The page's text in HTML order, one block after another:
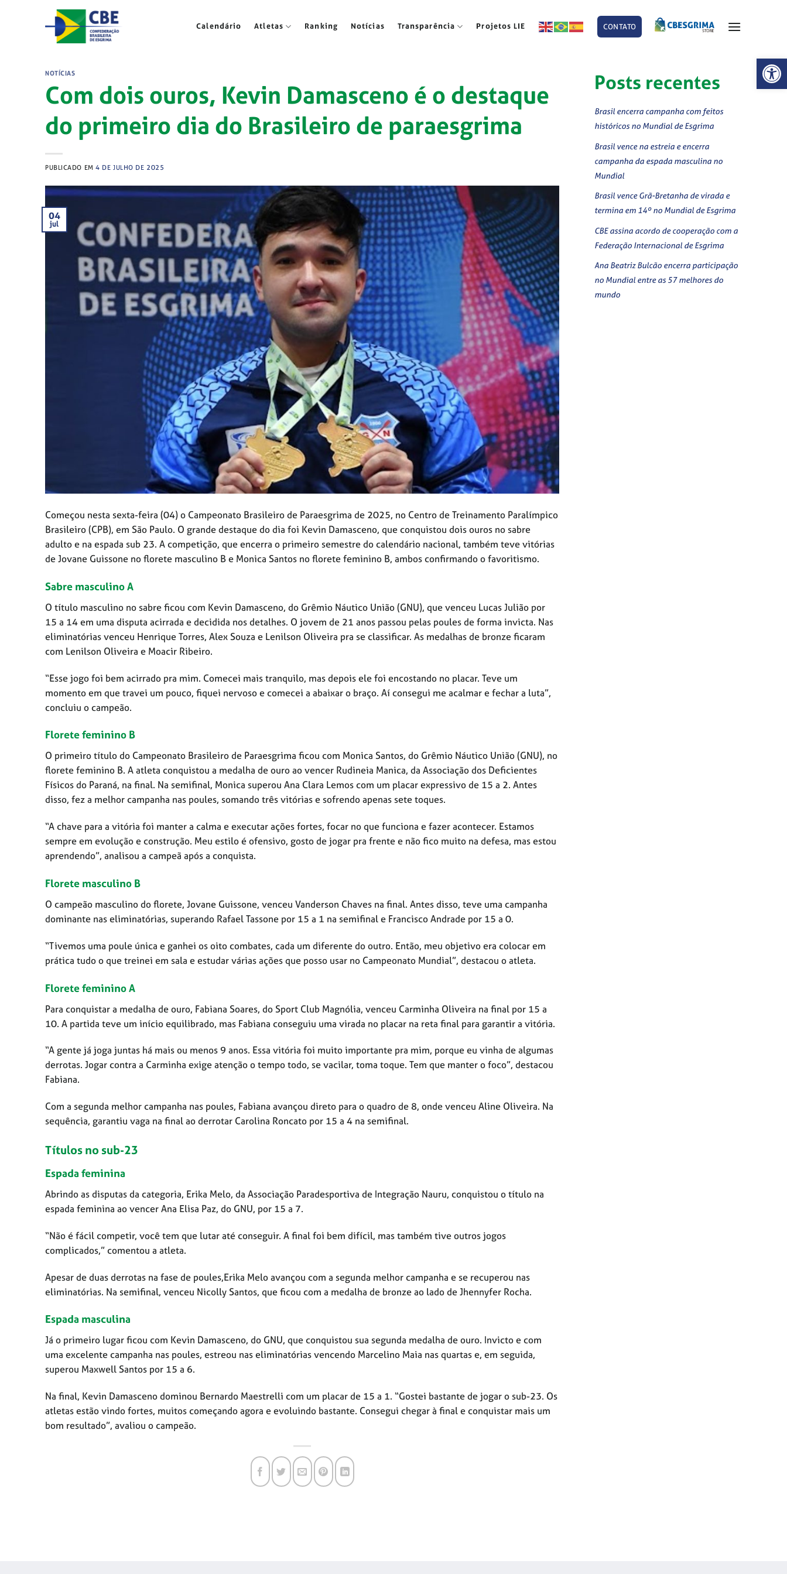
Abrir
Calendário Atletas Ranking Notícias Transparência Projetos LIE CONTATO
NOTÍCIAS
Com dois ouros, Kevin Damasceno é o destaque
do primeiro dia do Brasileiro de paraesgrima
PUBLICADO EM4 DE JULHO DE 2025
04
jul
Começou nesta sexta-feira (04) o Campeonato Brasileiro de Paraesgrima de 2025, no Centro de Treinamento Paralímpico
Brasileiro (CPB), em São Paulo. O grande destaque do dia foi Kevin Damasceno, que conquistou dois ouros no sabre
adulto e na espada sub 23. A competição, que encerra o primeiro semestre do calendário nacional, também teve vitórias
de Jovane Guissone no florete masculino B e Monica Santos no florete feminino B, ambos confirmando o favoritismo.
Sabre masculino A
O título masculino no sabre ficou com Kevin Damasceno, do Grêmio Náutico União (GNU), que venceu Lucas Julião por
15 a 14 em uma disputa acirrada e decidida nos detalhes. O jovem de 21 anos passou pelas poules de forma invicta. Nas
eliminatórias venceu Henrique Torres, Alex Souza e Lenilson Oliveira pra se classificar. As medalhas de bronze ficaram
com Lenilson Oliveira e Moacir Ribeiro.
“Esse jogo foi bem acirrado pra mim. Comecei mais tranquilo, mas depois ele foi encostando no placar. Teve um
momento em que travei um pouco, fiquei nervoso e comecei a abaixar o braço. Aí consegui me acalmar e fechar a luta”,
concluiu o campeão.
Florete feminino B
O primeiro título do Campeonato Brasileiro de Paraesgrima ficou com Monica Santos, do Grêmio Náutico União (GNU), no
florete feminino B. A atleta conquistou a medalha de ouro ao vencer Rudineia Manica, da Associação dos Deficientes
Físicos do Paraná, na final. Na semifinal, Monica superou Ana Clara Lemos com um placar expressivo de 15 a 2. Antes
disso, fez a melhor campanha nas poules, somando três vitórias e sofrendo apenas sete toques.
“A chave para a vitória foi manter a calma e executar ações fortes, focar no que funciona e fazer acontecer. Estamos
sempre em evolução e construção. Meu estilo é ofensivo, gosto de jogar pra frente e não fico muito na defesa, mas estou
aprendendo”, analisou a campeã após a conquista.
Florete masculino B
O campeão masculino do florete, Jovane Guissone, venceu Vanderson Chaves na final. Antes disso, teve uma campanha
dominante nas eliminatórias, superando Rafael Tassone por 15 a 1 na semifinal e Francisco Andrade por 15 a 0.
“Tivemos uma poule única e ganhei os oito combates, cada um diferente do outro. Então, meu objetivo era colocar em
prática tudo o que treinei em sala e estudar várias ações que posso usar no Campeonato Mundial”, destacou o atleta.
Florete feminino A
Para conquistar a medalha de ouro, Fabiana Soares, do Sport Club Magnólia, venceu Carminha Oliveira na final por 15 a
10. A partida teve um início equilibrado, mas Fabiana conseguiu uma virada no placar na reta final para garantir a vitória.
“A gente já joga juntas há mais ou menos 9 anos. Essa vitória foi muito importante pra mim, porque eu vinha de algumas
derrotas. Jogar contra a Carminha exige atenção o tempo todo, se vacilar, toma toque. Tem que manter o foco”, destacou
Fabiana.
Com a segunda melhor campanha nas poules, Fabiana avançou direto para o quadro de 8, onde venceu Aline Oliveira. Na
sequência, garantiu vaga na final ao derrotar Carolina Roncato por 15 a 4 na semifinal.
Títulos no sub-23
Espada feminina
Abrindo as disputas da categoria, Erika Melo, da Associação Paradesportiva de Integração Nauru, conquistou o título na
espada feminina ao vencer Ana Elisa Paz, do GNU, por 15 a 7.
“Não é fácil competir, você tem que lutar até conseguir. A final foi bem difícil, mas também tive outros jogos
complicados,” comentou a atleta.
Apesar de duas derrotas na fase de poules,Erika Melo avançou com a segunda melhor campanha e se recuperou nas
eliminatórias. Na semifinal, venceu Nicolly Santos, que ficou com a medalha de bronze ao lado de Jhennyfer Rocha.
Espada masculina
Já o primeiro lugar ficou com Kevin Damasceno, do GNU, que conquistou sua segunda medalha de ouro. Invicto e com
uma excelente campanha nas poules, estreou nas eliminatórias vencendo Marcelino Maia nas quartas e, em seguida,
superou Maxwell Santos por 15 a 6.
Na final, Kevin Damasceno dominou Bernardo Maestrelli com um placar de 15 a 1. “Gostei bastante de jogar o sub-23. Os
atletas estão vindo fortes, muitos começando agora e evoluindo bastante. Consegui chegar à final e conquistar mais um
bom resultado”, avaliou o campeão.
Posts recentes
Brasil encerra campanha com feitos
históricos no Mundial de Esgrima
Brasil vence na estreia e encerra
campanha da espada masculina no
Mundial
Brasil vence Grã-Bretanha de virada e
termina em 14º no Mundial de Esgrima
CBE assina acordo de cooperação com a
Federação Internacional de Esgrima
Ana Beatriz Bulcão encerra participação
no Mundial entre as 57 melhores do
mundo